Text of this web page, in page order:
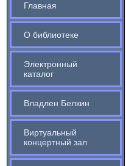
Главная
О библиотеке
Электронный
каталог
Владлен Белкин
Виртуальный
концертный зал